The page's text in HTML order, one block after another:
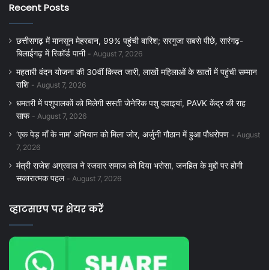
Recent Posts
छत्तीसगढ़ में मानसून मेहरबान, 99% पहुंची बारिश; सरगुजा सबसे पीछे, सारंगढ़-
बिलाईगढ़ में रिकॉर्ड पानी
August 7, 2026
महतारी वंदन योजना की 30वीं किस्त जारी, लाखों महिलाओं के खातों में पहुंची सम्मान
राशि
August 7, 2026
धमतरी में पशुपालकों को मिलेगी सस्ती जेनेरिक पशु दवाइयां, PAVK केंद्र की राह
साफ
August 7, 2026
‘एक पेड़ माँ के नाम’ अभियान को मिला जोर, अर्जुनी गौठान में हुआ पौधरोपण
August
7, 2026
मंत्री राजेश अग्रवाल ने रजवार समाज को दिया भरोसा, जनहित के मुद्दों पर होगी
सकारात्मक पहल
August 7, 2026
व्हाटसएप पर शेयर करें